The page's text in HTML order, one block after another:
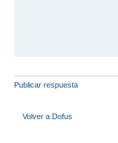
Publicar respuesta
Volver a Dofus